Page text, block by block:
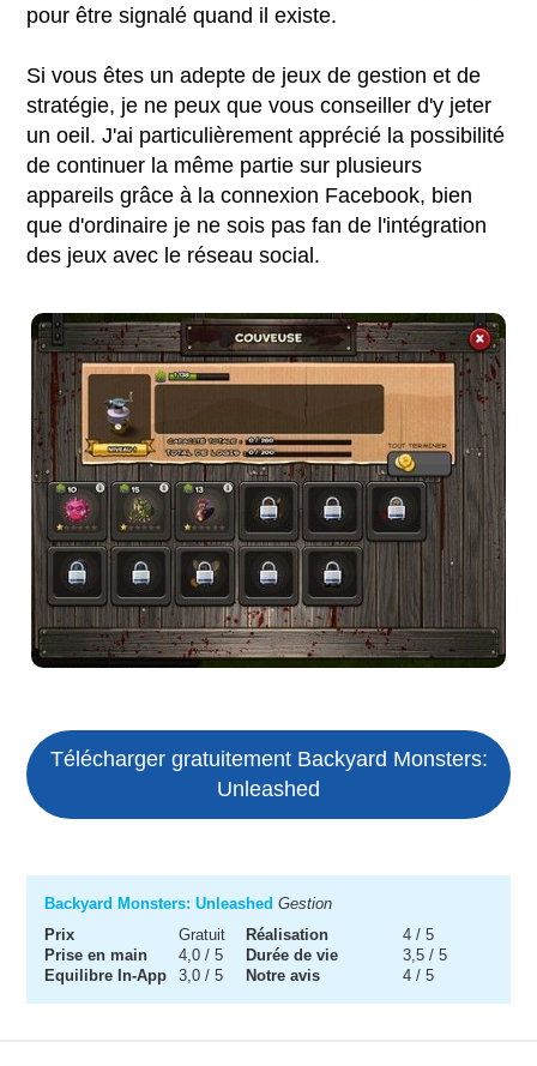
pour être signalé quand il existe.
Si vous êtes un adepte de jeux de gestion et de
stratégie, je ne peux que vous conseiller d'y jeter
un oeil. J'ai particulièrement apprécié la possibilité
de continuer la même partie sur plusieurs
appareils grâce à la connexion Facebook, bien
que d'ordinaire je ne sois pas fan de l'intégration
des jeux avec le réseau social.
Télécharger gratuitement Backyard Monsters:
Unleashed
Backyard Monsters: Unleashed Gestion
Prix
Gratuit Réalisation
4 / 5
Prise en main
4,0 / 5 Durée de vie
3,5 / 5
Equilibre In-App
3,0 / 5 Notre avis 4 / 5